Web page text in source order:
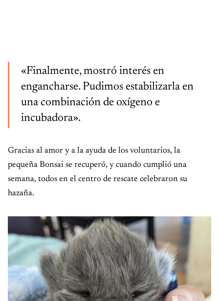
«Finalmente, mostró interés en
engancharse. Pudimos estabilizarla en
una combinación de oxígeno e
incubadora».
Gracias al amor y a la ayuda de los voluntarios, la
pequeña Bonsai se recuperó, y cuando cumplió una
semana, todos en el centro de rescate celebraron su
hazaña.